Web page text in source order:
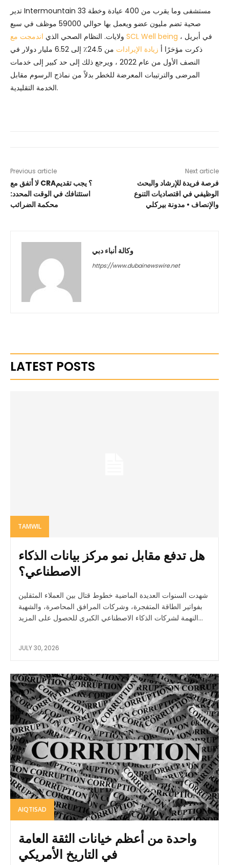
تدير Intermountain 33 مستشفى وما يقرب من 400 عيادة وخطة
صحية تضم مليون عضو ويعمل بها حوالي 59000 موظف في سبع
ولايات. النظام الصحي الذي اندمجت مع SCL Well being
ذكرت مؤخرًا أ زيادة الإيرادات
من 24.5٪ إلى 6.52 مليار دولار في
النصف الأول من عام 2022 ، ويرجع ذلك إلى حد كبير إلى خدمات
المرضى والترتيبات المعرضة للخطر بدلاً من نماذج الرسوم مقابل
الخدمة التقليدية.
Previous article
لا أتفق مع CRA؟ يجب تقديم
استئنافك في الوقت المحدد:
محكمة الضرائب
Next article
فرصة فريدة للإرشاد والبحث
الوظيفي في اقتصاديات التنوع
والإنصاف • مدونة بيركلي
وكالة أنباء دبي
https://www.dubainewswire.net
LATEST POSTS
TAMWIL
هل تدفع مقابل نمو مركز بيانات الذكاء
الاصطناعي؟
شهدت السنوات العديدة الماضية خطوط قتال بين العملاء المثقلين
بفواتير الطاقة المتفجرة، وشركات المرافق المحاصرة، والشهية
النهمة لشركات الذكاء الاصطناعي الكبرى للحصول على المزيد...
JULY 30, 2026
AIQTISAD
واحدة من أعظم خيانات الثقة العامة
في التاريخ الأمريكي